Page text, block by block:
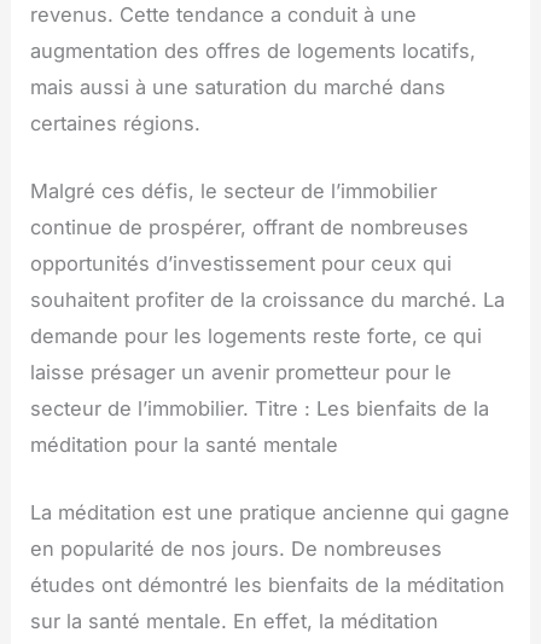
revenus. Cette tendance a conduit à une
augmentation des offres de logements locatifs,
mais aussi à une saturation du marché dans
certaines régions.
Malgré ces défis, le secteur de l’immobilier
continue de prospérer, offrant de nombreuses
opportunités d’investissement pour ceux qui
souhaitent profiter de la croissance du marché. La
demande pour les logements reste forte, ce qui
laisse présager un avenir prometteur pour le
secteur de l’immobilier. Titre : Les bienfaits de la
méditation pour la santé mentale
La méditation est une pratique ancienne qui gagne
en popularité de nos jours. De nombreuses
études ont démontré les bienfaits de la méditation
sur la santé mentale. En effet, la méditation